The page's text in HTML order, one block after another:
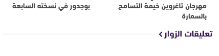
مهرجان تاغروين خيمة التسامح
بالسمارة
بوجدور في نسخته السابعة
تعليقات الزوار